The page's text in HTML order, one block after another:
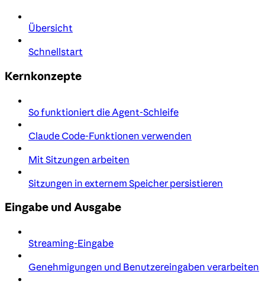
Übersicht
Schnellstart
Kernkonzepte
So funktioniert die Agent-Schleife
Claude Code-Funktionen verwenden
Mit Sitzungen arbeiten
Sitzungen in externem Speicher persistieren
Eingabe und Ausgabe
Streaming-Eingabe
Genehmigungen und Benutzereingaben verarbeiten